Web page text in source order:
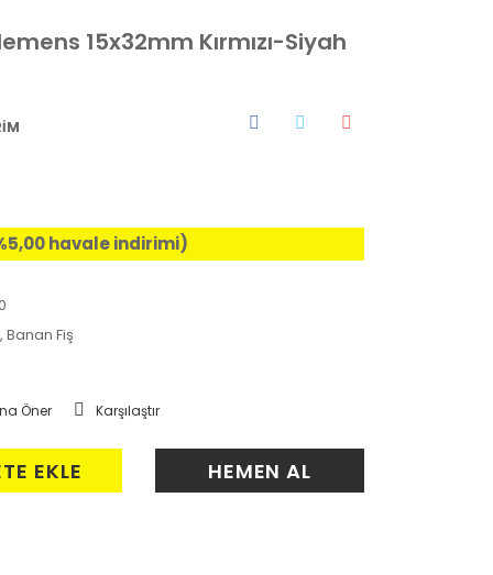
15x32mm Kırmızı-Siyah
havale indirimi)
,Banan Fiş
Öner Karşılaştır
EKLE HEMEN AL